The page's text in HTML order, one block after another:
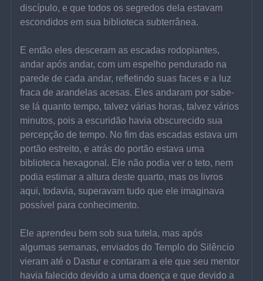
discípulo, e que todos os segredos dela estavam
escondidos em sua biblioteca subterrânea.
E então eles desceram as escadas rodopiantes,
andar após andar, com um espelho pendurado na
parede de cada andar, refletindo suas faces e a luz
fraca de arandelas acesas. Eles andaram por sabe-
se lá quanto tempo, talvez várias horas, talvez vários
minutos, pois a escuridão havia obscurecido sua
percepção de tempo. No fim das escadas estava um
portão estreito, e atrás do portão estava uma
biblioteca hexagonal. Ele não podia ver o teto, nem
podia estimar a altura deste quarto, mas os livros
aqui, todavia, superavam tudo que ele imaginava
possível para conhecimento.
Ele aprendeu bem sob sua tutela, mas após
algumas semanas, enviados do Templo do Silêncio
vieram até o Dastur e contaram a ele que seu mentor
havia falecido devido a uma doença e que devido a